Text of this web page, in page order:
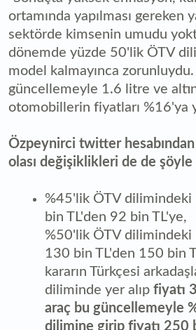
ortamında yapılması gereken
sektörde kimsenin umudu
dönemde yüzde 50'lik ÖTV
model kalmayınca
güncellemeyle 1.6 litre ve
otomobillerin fiyatları %16'ya
Özpeynirci twitter
olası değişiklikleri de de şöyle
%45'lik ÖTV
bin TL'den 92 bin TL'ye,
%50'lik ÖTV
130 bin TL'den 150 bin
kararın Türkçesi
diliminde yer alıp fiyatı
araç bu güncellemeyle
dilimine girip fiyatı 250